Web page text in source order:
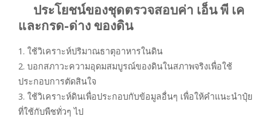
ประโยชน์ของชุดตรวจสอบค่า เอ็น พี เค
และกรด-ด่าง ของดิน
1. ใช้วิเคราะห์ปริมาณธาตุอาหารในดิน
2. บอกสภาวะความอุดมสมบูรณ์ของดินในสภาพจริงเพื่อใช้
ประกอบการตัดสินใจ
3. ใช้วิเคราะห์ดินเพื่อประกอบกับข้อมูลอื่นๆ เพื่อให้คำแนะนำปุ๋ย
ที่ใช้กับพืชทั่วๆ ไป